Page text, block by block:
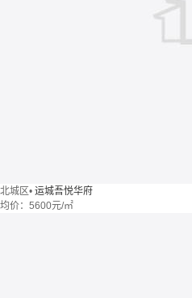
北城区• 运城吾悦华府
均价： 5600元/㎡